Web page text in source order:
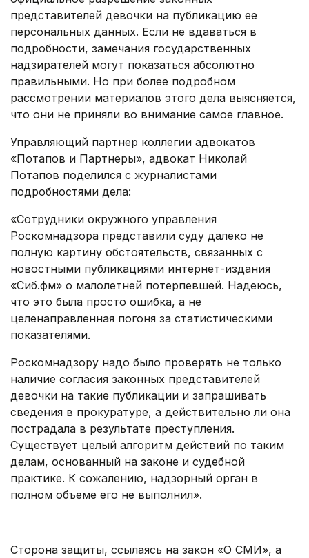
представителей девочки на публикацию ее
персональных данных. Если не вдаваться в
подробности, замечания государственных
надзирателей могут показаться абсолютно
правильными. Но при более подробном
рассмотрении материалов этого дела выясняется,
что они не приняли во внимание самое главное.
Управляющий партнер коллегии адвокатов
«Потапов и Партнеры», адвокат Николай
Потапов поделился с журналистами
подробностями дела:
«Сотрудники окружного управления
Роскомнадзора представили суду далеко не
полную картину обстоятельств, связанных с
новостными публикациями интернет-издания
«Сиб.фм» о малолетней потерпевшей. Надеюсь,
что это была просто ошибка, а не
целенаправленная погоня за статистическими
показателями.
Роскомнадзору надо было проверять не только
наличие согласия законных представителей
девочки на такие публикации и запрашивать
сведения в прокуратуре, а действительно ли она
пострадала в результате преступления.
Существует целый алгоритм действий по таким
делам, основанный на законе и судебной
практике. К сожалению, надзорный орган в
полном объеме его не выполнил».
Сторона защиты, ссылаясь на закон «О СМИ», а